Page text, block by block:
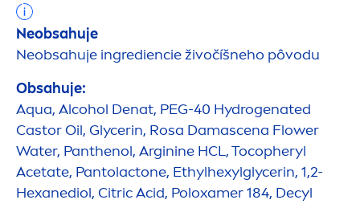
Neobsahuje
Neobsahuje ingrediencie živočíšneho pôvodu
Obsahuje:
Aqua, Alcohol Denat, PEG-40 Hydrogenated
Castor Oil, Glycerin, Rosa Damascena Flower
Water, Panthenol, Arginine HCL, Tocopheryl
Acetate, Pantolactone, Ethylhexylglycerin, 1,2-
Hexanediol, Citric Acid, Poloxamer 184, Decyl